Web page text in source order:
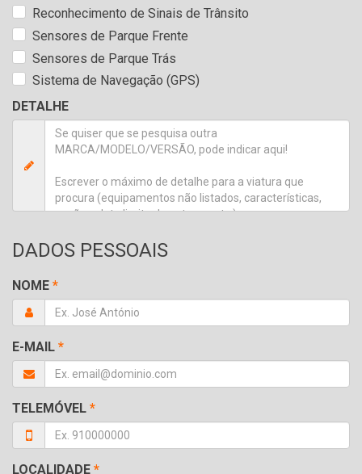
Reconhecimento de Sinais de Trânsito
Sensores de Parque Frente
Sensores de Parque Trás
Sistema de Navegação (GPS)
DETALHE
DADOS PESSOAIS
NOME *
E-MAIL *
TELEMÓVEL *
LOCALIDADE *